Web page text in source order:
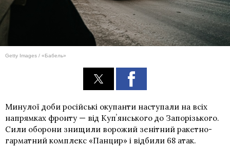
Getty Images / «Бабель»
Минулої доби російські окупанти наступали на всіх
напрямках фронту — від Купʼянського до Запорізького.
Сили оборони знищили ворожий зенітний ракетно-
гарматний комплекс «Панцир» і відбили 68 атак.